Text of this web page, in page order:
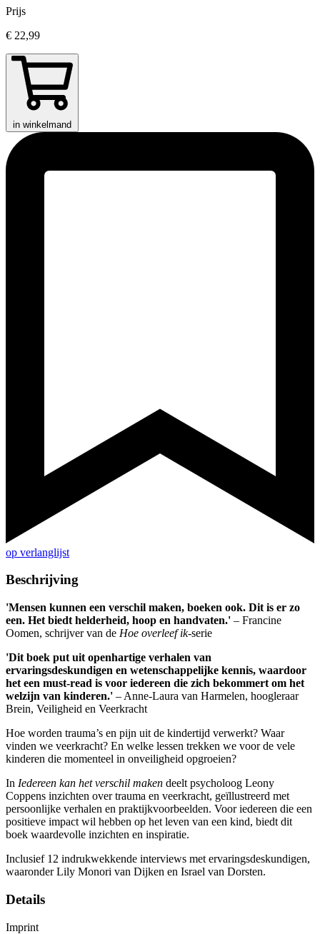
Prijs
€ 22,99
in winkelmand
op verlanglijst
Beschrijving
'Mensen kunnen een verschil maken, boeken ook. Dit is er zo
een. Het biedt helderheid, hoop en handvaten.' – Francine
Oomen, schrijver van de Hoe overleef ik-serie
'Dit boek put uit openhartige verhalen van
ervaringsdeskundigen en wetenschappelijke kennis, waardoor
het een must-read is voor iedereen die zich bekommert om het
welzijn van kinderen.' – Anne-Laura van Harmelen, hoogleraar
Brein, Veiligheid en Veerkracht
Hoe worden trauma’s en pijn uit de kindertijd verwerkt? Waar
vinden we veerkracht? En welke lessen trekken we voor de vele
kinderen die momenteel in onveiligheid opgroeien?
In Iedereen kan het verschil maken deelt psycholoog Leony
Coppens inzichten over trauma en veerkracht, geïllustreerd met
persoonlijke verhalen en praktijkvoorbeelden. Voor iedereen die een
positieve impact wil hebben op het leven van een kind, biedt dit
boek waardevolle inzichten en inspiratie.
Inclusief 12 indrukwekkende interviews met ervaringsdeskundigen,
waaronder Lily Monori van Dijken en Israel van Dorsten.
Details
Imprint